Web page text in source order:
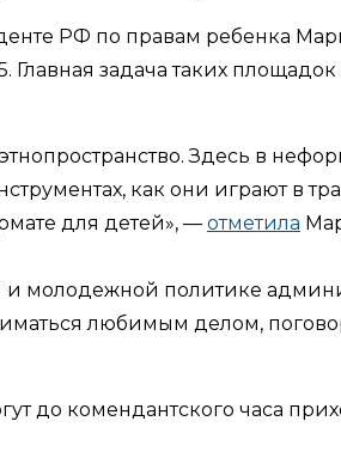
РФ по правам ребенка
задача таких
Здесь в
как они играют в
для детей», — отметила
и молодежной политике
любимым делом,
до комендантского часа